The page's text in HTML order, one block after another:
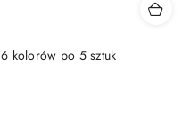
kolorów po 5 sztuk